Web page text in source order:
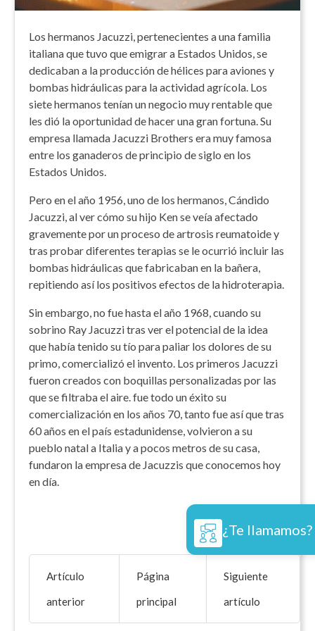
Los hermanos Jacuzzi, pertenecientes a una familia
italiana que tuvo que emigrar a Estados Unidos, se
dedicaban a la producción de hélices para aviones y
bombas hidráulicas para la actividad agrícola. Los
siete hermanos tenían un negocio muy rentable que
les dió la oportunidad de hacer una gran fortuna. Su
empresa llamada Jacuzzi Brothers era muy famosa
entre los ganaderos de principio de siglo en los
Estados Unidos.
Pero en el año 1956, uno de los hermanos, Cándido
Jacuzzi, al ver cómo su hijo Ken se veía afectado
gravemente por un proceso de artrosis reumatoide y
tras probar diferentes terapias se le ocurrió incluir las
bombas hidráulicas que fabricaban en la bañera,
repitiendo así los positivos efectos de la hidroterapia.
Sin embargo, no fue hasta el año 1968, cuando su
sobrino Ray Jacuzzi tras ver el potencial de la idea
que había tenido su tío para paliar los dolores de su
primo, comercializó el invento. Los primeros Jacuzzi
fueron creados con boquillas personalizadas por las
que se filtraba el aire. fue todo un éxito su
comercialización en los años 70, tanto fue así que tras
60 años en el país estadunidense, volvieron a su
pueblo natal a Italia y a pocos metros de su casa,
fundaron la empresa de Jacuzzis que conocemos hoy
en día.
Artículo
anterior
Página
principal
Siguiente
artículo
¿Te llamamos?